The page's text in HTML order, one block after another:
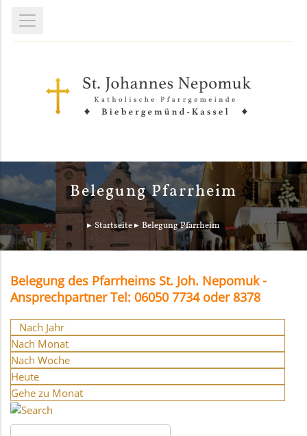
Belegung Pfarrheim
Startseite Belegung Pfarrheim
Belegung des Pfarrheims St. Joh. Nepomuk -
Ansprechpartner Tel: 06050 7734 oder 8378
Nach Jahr
Nach Monat
Nach Woche
Heute
Gehe zu Monat